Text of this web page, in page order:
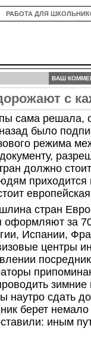
РАБОТА ДЛЯ
ВАШ
с
сама решала,
было
режима
должно
приходится
стран
оформляют за
Испании,
центры
зимние
наутро сдать
берет
иным